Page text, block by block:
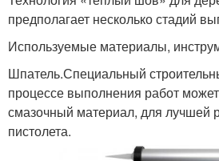
предполагает несколько стадий
Используемые материалы,
Шпатель.Специальный
процессе выполнения работ
смазочный материал, для лучшей
пистолета.